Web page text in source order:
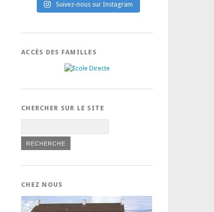
Suivez-nous sur Instagram
ACCÈS DES FAMILLES
CHERCHER SUR LE SITE
CHEZ NOUS